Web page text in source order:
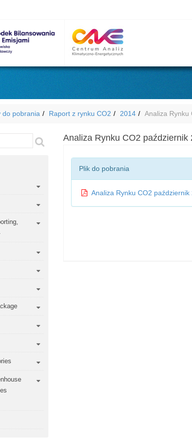
do pobrania Raport z rynku CO2 2014 Analiza Rynku
SzukajAnaliza Rynku CO2 październik
Plik do pobrania
Analiza Rynku CO2 październik